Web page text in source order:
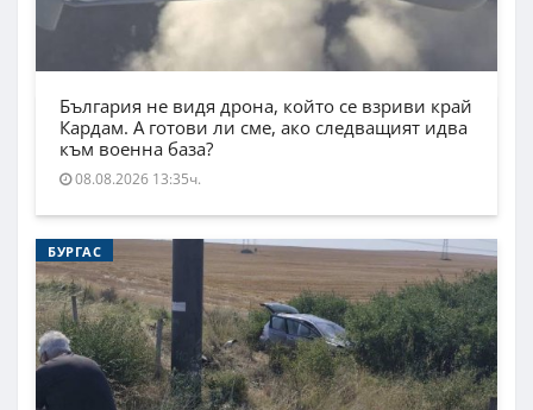
България не видя дрона, който се взриви край
Кардам. А готови ли сме, ако следващият идва
към военна база?
08.08.2026 13:35ч.
БУРГАС